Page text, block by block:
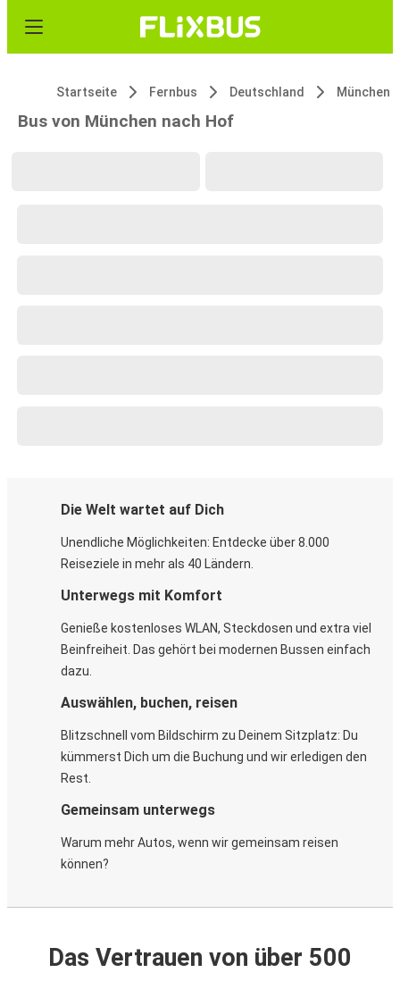
Startseite Fernbus Deutschland München
Bus von München nach Hof
Die Welt wartet auf Dich
Unendliche Möglichkeiten: Entdecke über 8.000
Reiseziele in mehr als 40 Ländern.
Unterwegs mit Komfort
Genieße kostenloses WLAN, Steckdosen und extra viel
Beinfreiheit. Das gehört bei modernen Bussen einfach
dazu.
Auswählen, buchen, reisen
Blitzschnell vom Bildschirm zu Deinem Sitzplatz: Du
kümmerst Dich um die Buchung und wir erledigen den
Rest.
Gemeinsam unterwegs
Warum mehr Autos, wenn wir gemeinsam reisen
können?
Das Vertrauen von über 500